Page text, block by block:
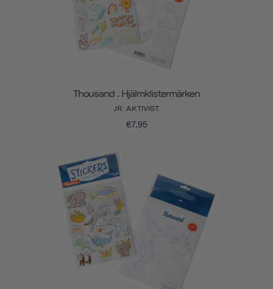
Thousand . Hjälmklistermärken
JR. AKTIVIST
€7,95